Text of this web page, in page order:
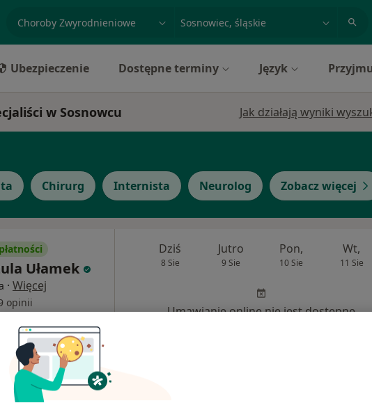
miasto lub dzielnica
Ubezpieczenie Dostępne terminy Język
w Sosnowcu Jak działają wyniki
Chirurg Internista Neurolog Zobacz więcej
Ułamek
· Więcej
opinii
Mapa
220 zł
Dziś
8 Sie
Jutro
9 Sie
Pon,
10 Sie
Wt,
11 Sie
Umawianie online nie jest dostępne